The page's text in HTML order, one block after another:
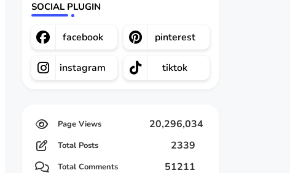
SOCIAL PLUGIN
facebook pinterest
instagram tiktok
20,296,034
Total Posts 2339
Total Comments 51211